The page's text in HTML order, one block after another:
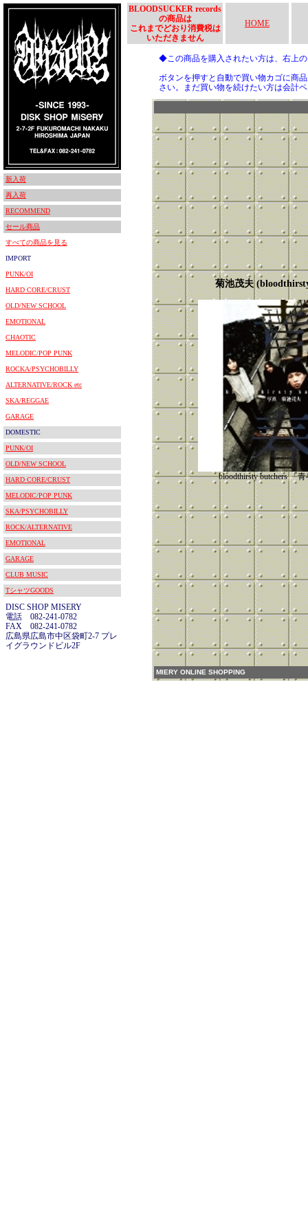
新入荷
再入荷
RECOMMEND
セール商品
すべての商品を見る
IMPORT
PUNK/OI
HARD CORE/CRUST
OLD/NEW SCHOOL
EMOTIONAL
CHAOTIC
MELODIC/POP PUNK
ROCKA/PSYCHOBILLY
ALTERNATIVE/ROCK etc
SKA/REGGAE
GARAGE
DOMESTIC
PUNK/OI
OLD/NEW SCHOOL
HARD CORE/CRUST
MELODIC/POP PUNK
SKA/PSYCHOBILLY
ROCK/ALTERNATIVE
EMOTIONAL
GARAGE
CLUB MUSIC
TシャツGOODS
DISC SHOP MISERY
電話 082-241-0782
FAX 082-241-0782
広島県広島市中区袋町2-7 プレ
イグラウンドビル2F
BLOODSUCKER records
の商品は
これまでどおり消費税は
いただきません
HOME
◆この商品を購入されたい方は、右上
ボタンを押すと自動で買い物カゴに商
さい。まだ買い物を続けたい方は会計
菊池茂夫
bloodthirsty butchers 「
MIERY ONLINE SHOPPING